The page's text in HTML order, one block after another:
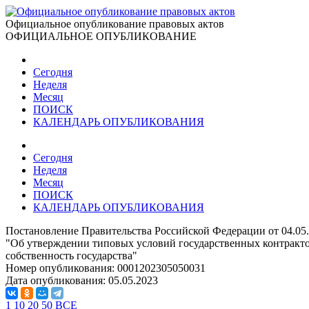
Официальное опубликование правовых актов
ОФИЦИАЛЬНОЕ ОПУБЛИКОВАНИЕ
Сегодня
Неделя
Месяц
ПОИСК
КАЛЕНДАРЬ ОПУБЛИКОВАНИЯ
Сегодня
Неделя
Месяц
ПОИСК
КАЛЕНДАРЬ ОПУБЛИКОВАНИЯ
Постановление Правительства Российской Федерации от
"Об утверждении типовых условий государственных
собственность государства"
Номер опубликования: 0001202305050031
Дата опубликования: 05.05.2023
1 10 20 50 ВСЕ